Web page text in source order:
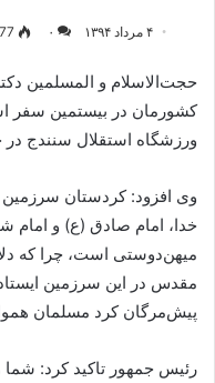
۴ مرداد ۱۳۹۴ ۰ 77
حجت‌الاسلام و المسلمین
کشورمان در بیستمین سفر
ورزشگاه استقلال سنندج
وی افزود: کردستان سرزمین
خدا، امام صادق (ع) و امام
مقدس در این سرزمین
پیش‌مرگان کرد مسلمان
رئیس جمهور تاکید کرد: شما